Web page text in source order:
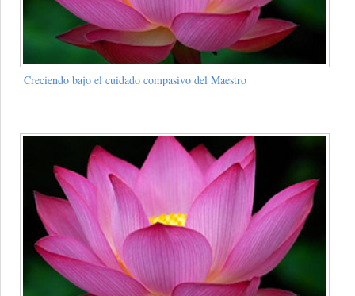
Creciendo bajo el cuidado compasivo del Maestro